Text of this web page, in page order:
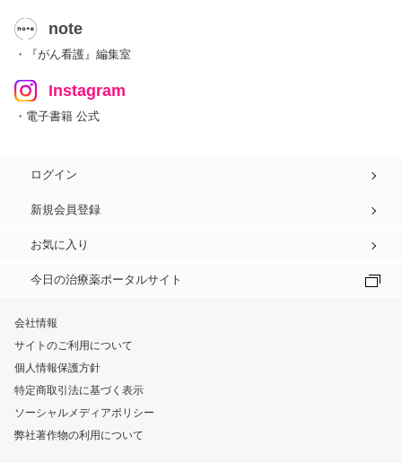
note
・『がん看護』編集室
Instagram
・電子書籍 公式
ログイン
新規会員登録
お気に入り
今日の治療薬ポータルサイト
会社情報
サイトのご利用について
個人情報保護方針
特定商取引法に基づく表示
ソーシャルメディアポリシー
弊社著作物の利用について